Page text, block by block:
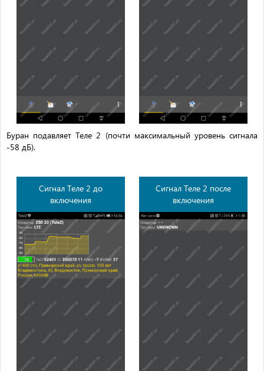
Буран подавляет Теле 2 (почти максимальный уровень сигнала
-58 дБ).
Сигнал Теле 2 до
включения
Сигнал Теле 2 после
включения